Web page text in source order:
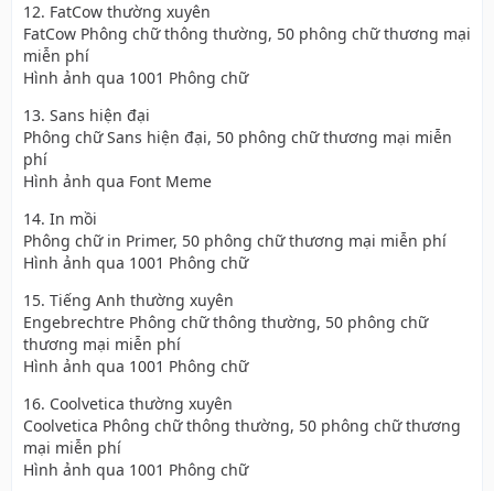
12. FatCow thường xuyên
FatCow Phông chữ thông thường, 50 phông chữ thương mại
miễn phí
Hình ảnh qua 1001 Phông chữ
13. Sans hiện đại
Phông chữ Sans hiện đại, 50 phông chữ thương mại miễn
phí
Hình ảnh qua Font Meme
14. In mồi
Phông chữ in Primer, 50 phông chữ thương mại miễn phí
Hình ảnh qua 1001 Phông chữ
15. Tiếng Anh thường xuyên
Engebrechtre Phông chữ thông thường, 50 phông chữ
thương mại miễn phí
Hình ảnh qua 1001 Phông chữ
16. Coolvetica thường xuyên
Coolvetica Phông chữ thông thường, 50 phông chữ thương
mại miễn phí
Hình ảnh qua 1001 Phông chữ